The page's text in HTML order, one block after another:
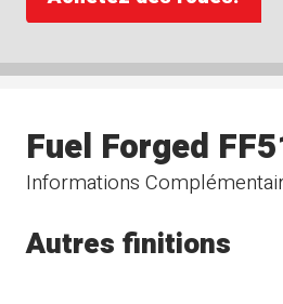
Informations
Fuel Forged
Autres finitions